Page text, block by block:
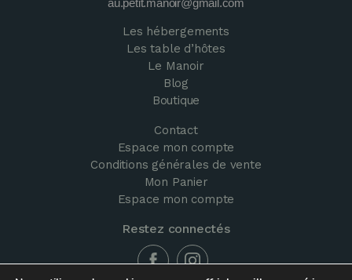
au.petit.manoir@gmail.com
Les hébergements
Les table d’hôtes
Le Manoir
Blog
Boutique
Contact
Espace mon compte
Conditions générales de vente
Mon Panier
Espace mon compte
Restez connectés